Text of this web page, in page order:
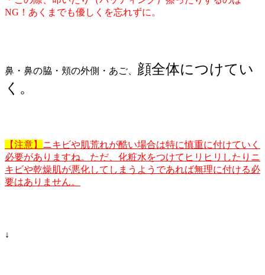
NG！あくまでも優しくを忘れずに。
鼻・鼻の脇・頬の外側・あご、 顔全体につけてい
く。
【注意】 ニキビや肌荒れが酷い場合は特に慎重に付けていく
必要がありますね。ただ、化粧水をつけてヒリヒリしたりニ
キビや乾燥肌が悪化してしまうようであれば無理に付ける必
要はありません。
↓